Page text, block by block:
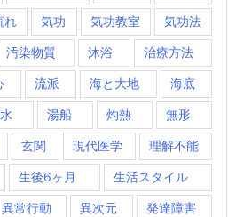
れ 気功 気功教室 気功法
汚染物質 沐浴 治療方法
流派 海と大地 海底
湯船 灼熱 無形
玄関 現代医学 理解不能
生後6ヶ月 生活スタイル
異常行動 異次元 発達障害